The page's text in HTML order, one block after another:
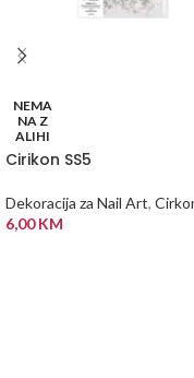
NEMA
NA Z
ALIHI
Cirikon SS5
Dekoracija za Nail Art,
6,00KM